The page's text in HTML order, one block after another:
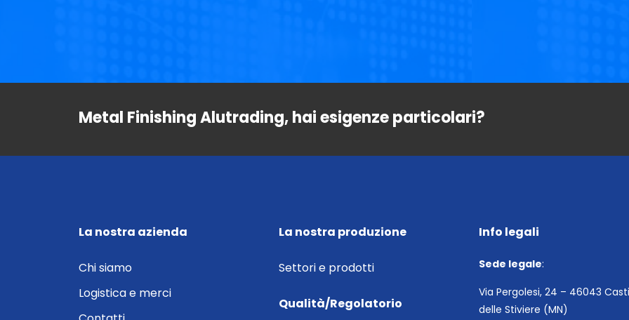
Metal Finishing Alutrading, hai esigenze particolari?
La nostra azienda
Chi siamo
Logistica e merci
La nostra produzione
Settori e prodotti
Qualità/Regolatorio
Info legali
Sede legale:
Via Pergolesi, 24 – 46043
delle Stiviere (MN)